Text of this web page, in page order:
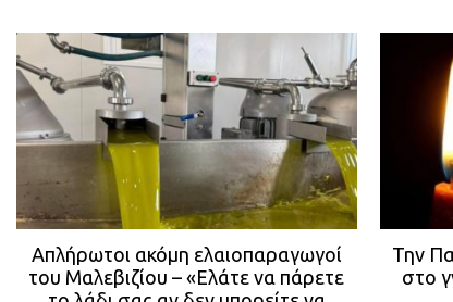
Απλήρωτοι ακόμη ελαιοπαραγωγοί
του Μαλεβιζίου – «Ελάτε να πάρετε
Την
στο